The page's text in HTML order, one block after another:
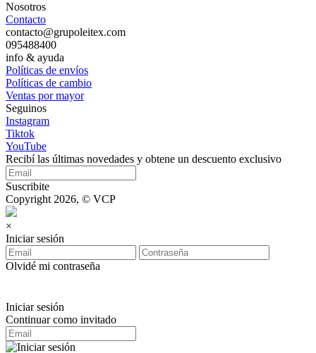
Nosotros
Contacto
contacto@grupoleitex.com
095488400
info & ayuda
Políticas de envíos
Políticas de cambio
Ventas por mayor
Seguinos
Instagram
Tiktok
YouTube
Recibí las últimas novedades y obtene un descuento exclusivo
Suscribite
Copyright 2026, © VCP
×
Iniciar sesión
Olvidé mi contraseña
Iniciar sesión
Continuar como invitado